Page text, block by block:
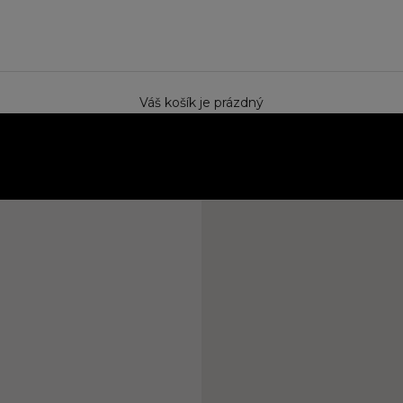
Váš košík je prázdný
Speciální cena